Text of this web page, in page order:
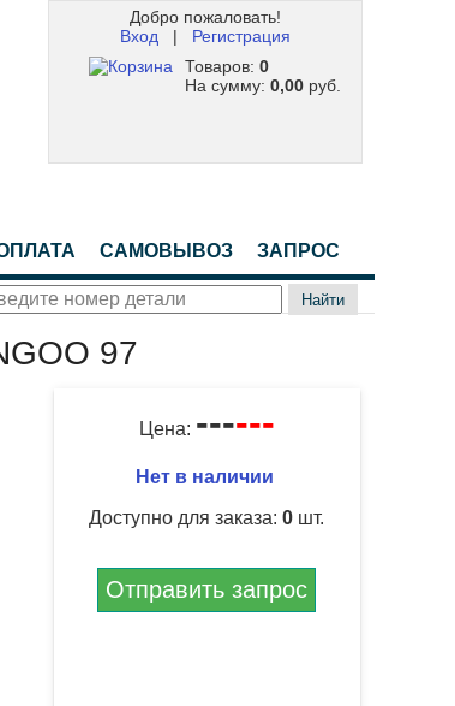
Добро пожаловать!
Вход | Регистрация
Товаров: 0
На сумму: 0,00руб.
САМОВЫВОЗ ЗАПРОС
Найти
97
Цена: ------
Нет в наличии
Доступно для заказа:0 шт.
Отправить запрос